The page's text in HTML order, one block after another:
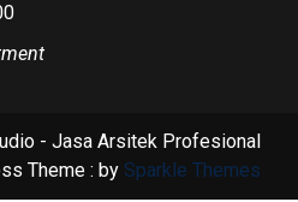
- Jasa Arsitek Profesional
Theme : by Sparkle Themes